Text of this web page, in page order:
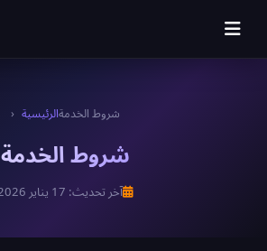
الرئيسيةشروط الخدمة
شروط الخدمة
آخر تحديث: 17 يناير 2026